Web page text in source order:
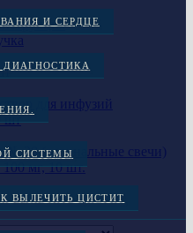
И СЕРДЦЕ
СИСТЕМЫ
ВЫЛЕЧИТЬ ЦИСТИТ
для инфузий
шт
№ 28 (вагинальные свечи)
100 мг, 10 шт.